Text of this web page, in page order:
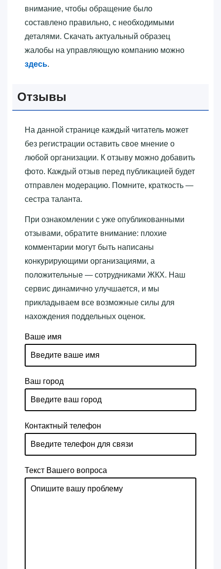
внимание, чтобы обращение было
составлено правильно, с необходимыми
деталями. Скачать актуальный образец
жалобы на управляющую компанию можно
здесь.
Отзывы
На данной странице каждый читатель может
без регистрации оставить свое мнение о
любой организации. К отзыву можно добавить
фото. Каждый отзыв перед публикацией будет
отправлен модерацию. Помните, краткость —
сестра таланта.
При ознакомлении с уже опубликованными
отзывами, обратите внимание: плохие
комментарии могут быть написаны
конкурирующими организациями, а
положительные — сотрудниками ЖКХ. Наш
сервис динамично улучшается, и мы
прикладываем все возможные силы для
нахождения поддельных оценок.
Ваше имя
Ваш город
Контактный телефон
Текст Вашего вопроса